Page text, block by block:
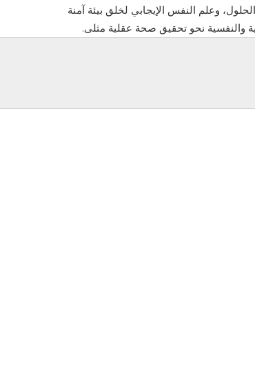
الحلول، وعلم النفس الإيجابي لخلق بيئة آمنة
والنفسية نحو تحقيق صحة عقلية مثلى.